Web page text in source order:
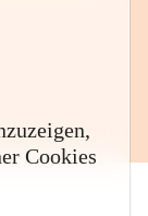
Cookies